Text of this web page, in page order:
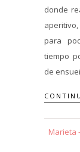
donde
para
tiempo
de
Marieta